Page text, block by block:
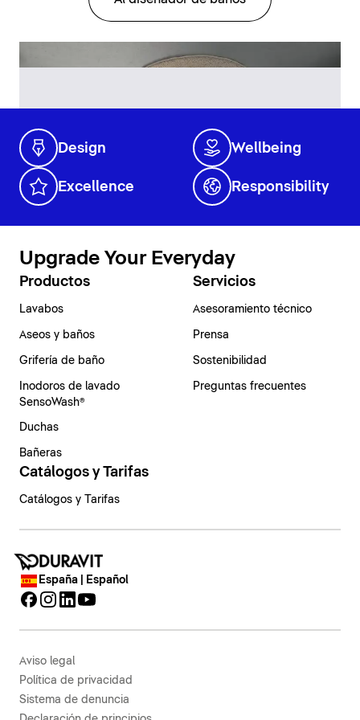
Design Wellbeing
Excellence Responsibility
Upgrade Your Everyday
Productos
Lavabos
Aseos y baños
Grifería de baño
Inodoros de lavado
SensoWash®
Duchas
Bañeras
Servicios
Asesoramiento técnico
Prensa
Sostenibilidad
Preguntas frecuentes
Catálogos y Tarifas
Catálogos y Tarifas
España | Español
Aviso legal
Política de privacidad
Sistema de denuncia